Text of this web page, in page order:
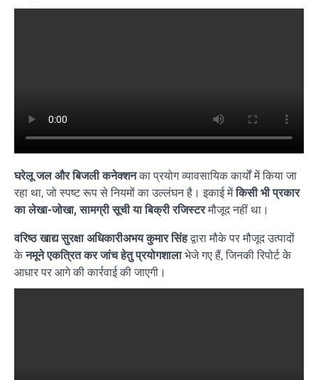
घरेलू जल और बिजली कनेक्शनका प्रयोग व्यावसायिक कार्यों में किया जा
रहा था, जो स्पष्ट रूप से नियमों का उल्लंघन है। इकाई मेंकिसी भी प्रकार
का लेखा-जोखा, सामग्री सूची या बिक्री रजिस्टरमौजूद नहीं था।
वरिष्ठ खाद्य सुरक्षा अधिकारीअभय कुमार सिंहद्वारा मौके पर मौजूद उत्पादों
केनमूने एकत्रित कर जांच हेतु प्रयोगशालाभेजे गए हैं, जिनकी रिपोर्ट के
आधार पर आगे की कार्रवाई की जाएगी।